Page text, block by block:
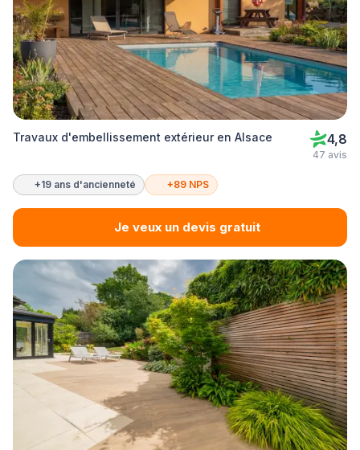
Travaux d'embellissement extérieur en Alsace 4,8
47 avis
+19 ans d'ancienneté +89 NPS
Je veux un devis gratuit